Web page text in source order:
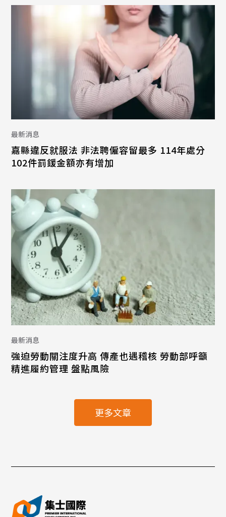
最新消息
嘉縣違反就服法 非法聘僱容留最多 114年處分
102件罰鍰金額亦有增加
最新消息
強迫勞動關注度升高 傳產也遇稽核 勞動部呼籲
精進履約管理 盤點風險
更多文章